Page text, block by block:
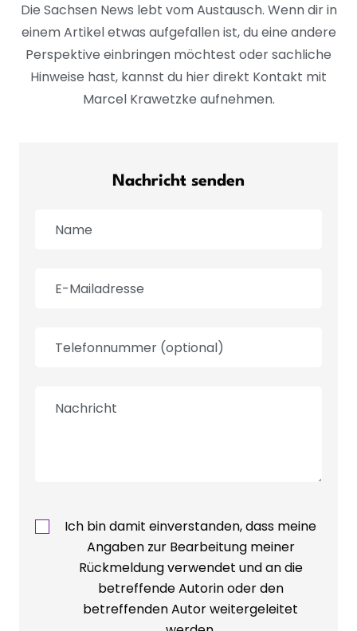
Die Sachsen News lebt vom Austausch. Wenn dir in
einem Artikel etwas aufgefallen ist, du eine andere
Perspektive einbringen möchtest oder sachliche
Hinweise hast, kannst du hier direkt Kontakt mit
Marcel Krawetzke aufnehmen.
Nachricht senden
Ich bin damit einverstanden, dass meine
Angaben zur Bearbeitung meiner
Rückmeldung verwendet und an die
betreffende Autorin oder den
betreffenden Autor weitergeleitet